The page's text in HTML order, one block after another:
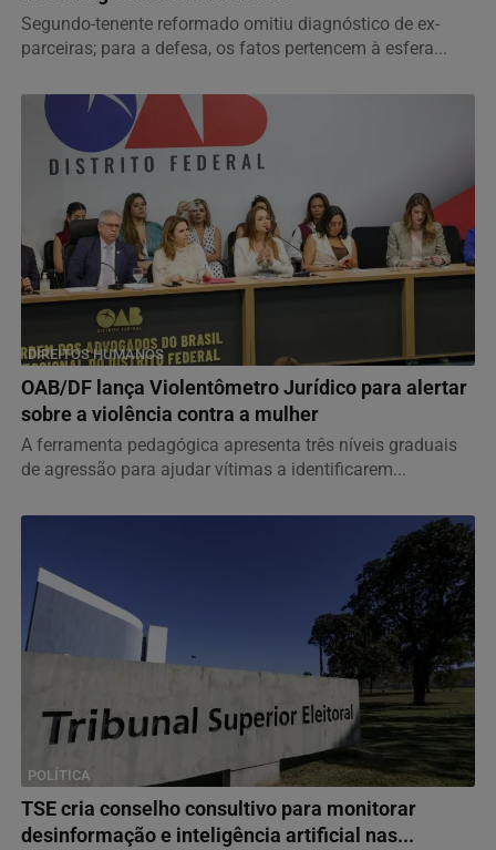
Segundo-tenente reformado omitiu diagnóstico de ex-
parceiras; para a defesa, os fatos pertencem à esfera...
DIREITOS HUMANOS
OAB/DF lança Violentômetro Jurídico para alertar
sobre a violência contra a mulher
A ferramenta pedagógica apresenta três níveis graduais
de agressão para ajudar vítimas a identificarem...
POLÍTICA
TSE cria conselho consultivo para monitorar
desinformação e inteligência artificial nas...